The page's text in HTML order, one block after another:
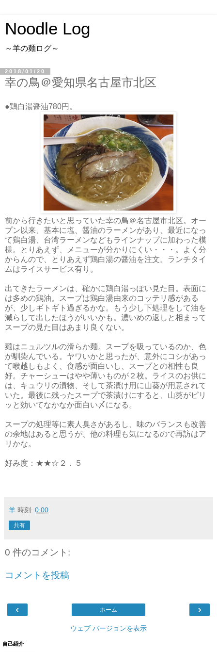
Noodle Log
～羊の麺ログ～
2018/01/20
幸の鳥＠愛知県名古屋市北区
●鶏白湯醤油780円。
前から行きたいと思っていた幸の鳥＠名古屋市北区。オー
プン以来、基本に塩、醤油のラーメンがあり、最近になっ
て鶏白湯、台湾ラーメンなどもラインナップに加わった模
様。とりあえず、メニューが分かりにくい・・・。よく分
からんので、とりあえず鶏白湯の醤油を注文。ランチタイ
ムはライスサービス有り。
出てきたラーメンは、確かに鶏白湯っぽい見た目。表面に
は多めの鶏油。スープは鶏白湯由来のコッテリ感がある
が、少しギトギト過ぎるかな。もう少し下処理をして油を
減らして出したほうがいいかも。濃いめの返しと相まって
スープの見た目はあまり良くない。
麺はニュルツルの滑らか麺。スープを吸っているのか、色
が馴染んでいる。ヤワいかと思ったが、意外にコシがあっ
て喉越しもよく、食感が面白いし、スープとの相性も良
好。チャーシューはやや薄いものが２枚。ライスのお供に
は、キュウリの漬物、そして茶漬け用に山葵が用意されて
いた。最後に残ったスープで茶漬けにすると、山葵がピリ
ッと効いてなかなか面白い〆になる。
スープの処理等に素人臭さがあるし、味のバランスも改善
の余地はあると思うが、他の料理も気になるので再訪はア
リかな。
好み度：★★☆２．５
羊 時刻: 0:00
共有
0 件のコメント:
コメントを投稿
‹ ›
ホーム
ウェブ バージョンを表示
自己紹介